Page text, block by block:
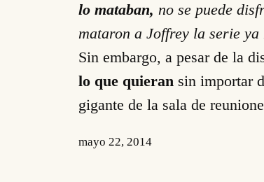
lo mataban, no se puede
mataron a Joffrey la serie ya
Sin embargo, a pesar de la
lo que quieran sin importar
gigante de la sala de
mayo 22, 2014